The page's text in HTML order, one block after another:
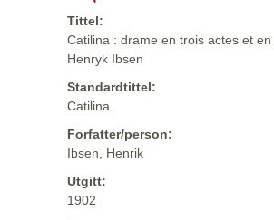
Tittel:
Catilina : drame en trois actes et
Henryk Ibsen
Standardtittel:
Catilina
Forfatter/person:
Ibsen, Henrik
Utgitt:
1902